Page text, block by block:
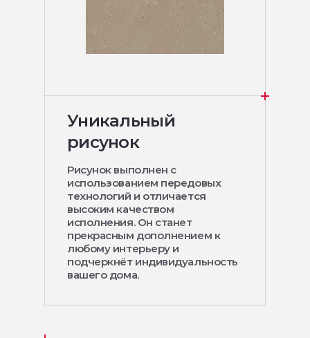
Уникальный
рисунок
Рисунок выполнен с
использованием передовых
технологий и отличается
высоким качеством
исполнения. Он станет
прекрасным дополнением к
любому интерьеру и
подчеркнёт индивидуальность
вашего дома.